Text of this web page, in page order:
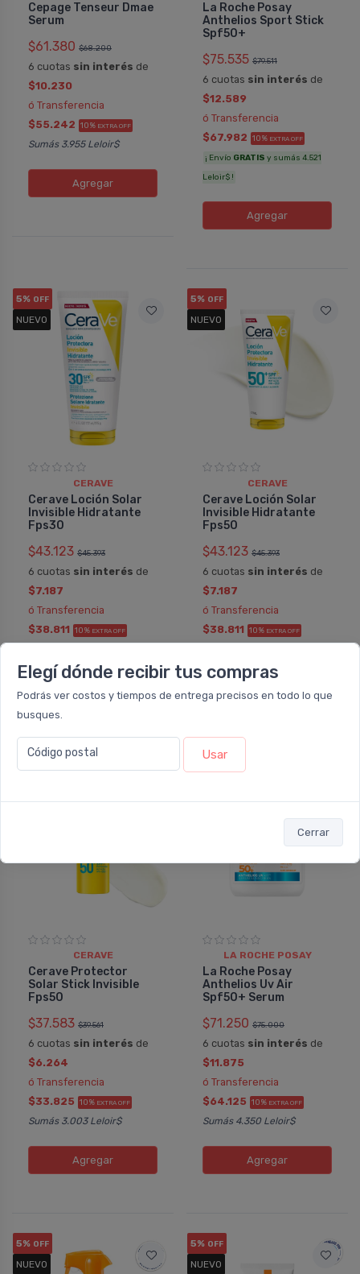
Elegí dónde recibir tus compras
Podrás ver costos y tiempos de entrega precisos en todo lo que
busques.
Código postal Usar
Cerrar
Cepage Tenseur Dmae
Serum
$61.380 $68.200
6 cuotas sin interés de
$10.230
ó Transferencia
$55.242 10% EXTRA OFF
Sumás 3.955 Leloir$
Agregar
La Roche Posay
Anthelios Sport Stick
Spf50+
$75.535 $79.511
6 cuotas sin interés de
$12.589
ó Transferencia
$67.982 10% EXTRA OFF
¡ Envío GRATIS y sumás 4.521
Leloir$ !
Agregar
5% OFF
NUEVO
CERAVE
Cerave Loción Solar
Invisible Hidratante
Fps30
$43.123 $45.393
6 cuotas sin interés de
$7.187
ó Transferencia
$38.811 10% EXTRA OFF
5% OFF
NUEVO
CERAVE
Cerave Loción Solar
Invisible Hidratante
Fps50
$43.123 $45.393
6 cuotas sin interés de
$7.187
ó Transferencia
$38.811 10% EXTRA OFF
5%OFF
CERAVE
Cerave Protector
Solar Stick Invisible
Fps50
$37.583 $39.561
6 cuotas sin interés de
$6.264
ó Transferencia
$33.825 10% EXTRA OFF
Sumás 3.003 Leloir$
Agregar
5%OFF
LA ROCHE POSAY
La Roche Posay
Anthelios Uv Air
Spf50+ Serum
$71.250 $75.000
6 cuotas sin interés de
$11.875
ó Transferencia
$64.125 10% EXTRA OFF
Sumás 4.350 Leloir$
Agregar
5% OFF
NUEVO
5% OFF
NUEVO